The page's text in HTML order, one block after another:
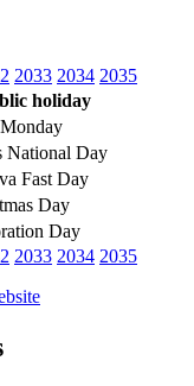
2033 2034 2035
holiday
National Day
Fast Day
Day
Day
2033 2034 2035